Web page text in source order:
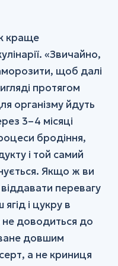
краще
«Звичайно,
щоб далі
протягом
організму йдуть
3–4 місяці
бродіння,
і той самий
Якщо ж ви
перевагу
і цукру в
доводиться до
довшим
а не криниця